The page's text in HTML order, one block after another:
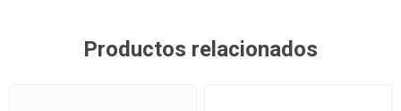
Productos relacionados